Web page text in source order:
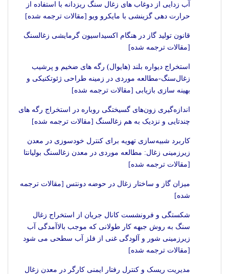
آب زدایی از دوغاب های زغال سنگ ریزدانه با استفاده از
حرارت دهی گزینشی با مایکرو ویو [مقالات ترجمه شده]
قانون تولید گاز در هنگام اکسیداسیون گرمایشی زغالسنگ
[مقالات ترجمه شده]
استخراج دیواره بلند (هایوال) رگه های ضخیم و پرشیب
زغال‌سنگ-مطالعه موردی در زمینه طراحی ژئوتکنیکی و
بهینه سازی بازیابی [مقالات ترجمه شده]
اندازه‌گیری زون‌های گسیختگی روباره در استخراج رگه های
چندتایی و نزدیک به هم زغالسنگ [مقالات ترجمه شده]
کاربرد شبیه‌سازی تهویه برای کنترل خودسوزی در معدن
زیرزمینی زغال: مطالعه موردی در معدن زغالسنگ بولیانتا
[مقالات ترجمه شده]
میزان گاز و ساختار زغال در حوضه دونتس [مقالات ترجمه
شده]
شکستگی و فرونشست کانال جریان از استخراج زغال
سنگ به روش جبهه کار طولانی که موجب بالاآمدگی آب
زیرزمینی شور و آلودگی غنی از فلز آب سطحی می شود
[مقالات ترجمه شده]
مدیریت ریسک و کنترل رفتار ایمنی کارگر در معدن زغال